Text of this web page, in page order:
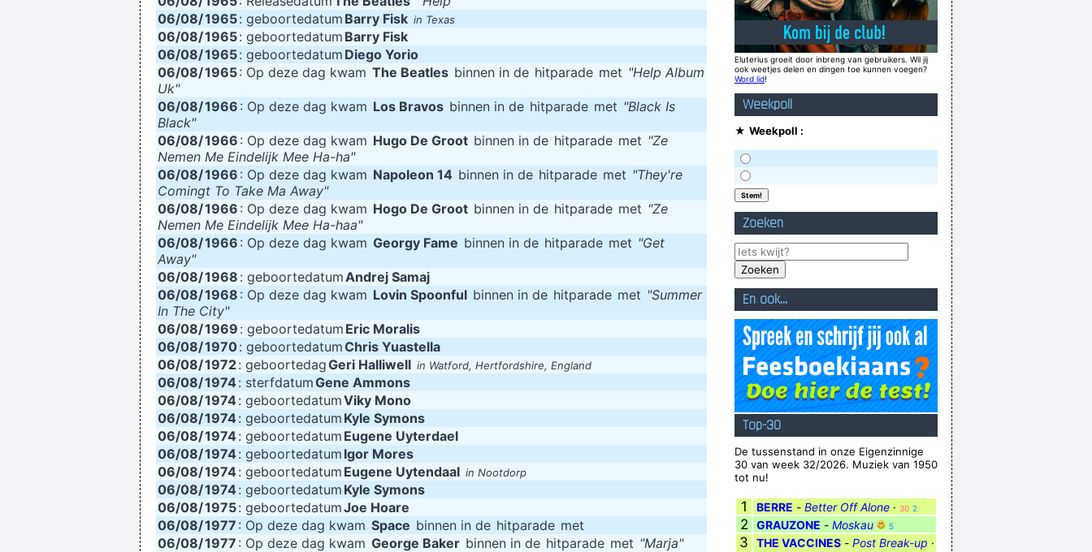
06/08/1965: geboortedatum Barry Fisk in Texas
06/08/1965: geboortedatum Barry Fisk
06/08/1965: geboortedatum Diego Yorio
06/08/1965: Op deze dag kwam The Beatles binnen in de hitparade met "Help Album
Uk"
06/08/1966 : Op deze dag kwam Los Bravos binnen in de hitparade met "Black Is
Black"
06/08/1966 : Op deze dag kwam Hugo De Groot binnen in de hitparade met "Ze
Nemen Me Eindelijk Mee Ha-ha"
06/08/1966 : Op deze dag kwam Napoleon 14 binnen in de hitparade met "They're
Comingt To Take Ma Away"
06/08/1966 : Op deze dag kwam Hogo De Groot binnen in de hitparade met "Ze
Nemen Me Eindelijk Mee Ha-haa"
06/08/1966 : Op deze dag kwam Georgy Fame binnen in de hitparade met "Get
Away"
06/08/1968 : geboortedatumAndrej Samaj
06/08/1968 : Op deze dag kwam Lovin Spoonful binnen in de hitparade met "Summer
In The City"
06/08/1969 : geboortedatum Eric Moralis
06/08/1970: geboortedatumChris Yuastella
06/08/1972: geboortedagGeri Halliwell in Watford, Hertfordshire, England
06/08/1974 : sterfdatumGene Ammons
06/08/1974: geboortedatumViky Mono
06/08/1974 : geboortedatum Kyle Symons
06/08/1974: geboortedatum Eugene Uyterdael
06/08/1974 : geboortedatum Igor Mores
06/08/1974: geboortedatum Eugene Uytendaal in Nootdorp
06/08/1974 : geboortedatum Kyle Symons
06/08/1975: geboortedatumJoe Hoare
06/08/1977 : Op deze dag kwam Space binnen in de hitparade met
06/08/1977 : Op deze dag kwam George Baker binnen in de hitparade met "Marja"
Eluterius groeit door inbreng van gebruikers. Wil jij
ook weetjes delen en dingen toe kunnen voegen?
Word lid!
Weekpoll
★ Weekpoll :
Zoeken
En ook...
Top-30
De tussenstand in onze Eigenzinnige
30 van week 32/2026. Muziek van 1950
tot nu!
1 BERRE - Better Off Alone · 30 2
2 GRAUZONE - Moskau 5
3 THE VACCINES - Post Break-up ·